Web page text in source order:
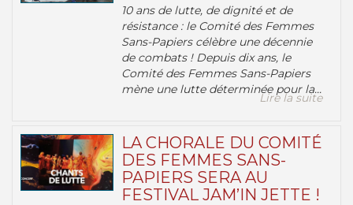
10 ans de lutte, de dignité et de
résistance : le Comité des Femmes
Sans-Papiers célèbre une décennie
de combats ! Depuis dix ans, le
Comité des Femmes Sans-Papiers
mène une lutte déterminée pour la...
Lire la suite
LA CHORALE DU COMITÉ
DES FEMMES SANS-
PAPIERS SERA AU
FESTIVAL JAM’IN JETTE !